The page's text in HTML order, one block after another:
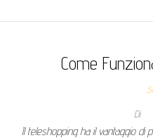
Come
Di
Il teleshopping ha il vantaggio di